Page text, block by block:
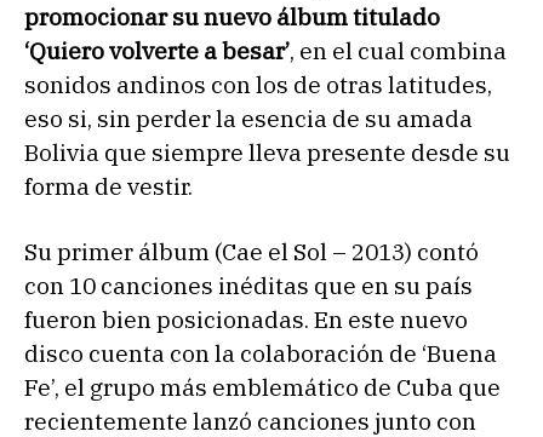
promocionar su nuevo álbum titulado
‘Quiero volverte a besar’, en el cual combina
sonidos andinos con los de otras latitudes,
eso si, sin perder la esencia de su amada
Bolivia que siempre lleva presente desde su
forma de vestir.
Su primer álbum (Cae el Sol – 2013) contó
con 10 canciones inéditas que en su país
fueron bien posicionadas. En este nuevo
disco cuenta con la colaboración de ‘Buena
Fe’, el grupo más emblemático de Cuba que
recientemente lanzó canciones junto con